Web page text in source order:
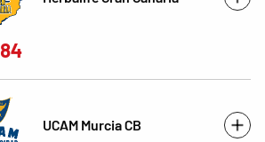
84
UCAM Murcia CB